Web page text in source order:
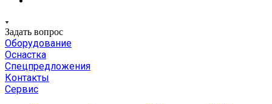
Задать вопрос
Оборудование
Оснастка
Спецпредложения
Контакты
Сервис